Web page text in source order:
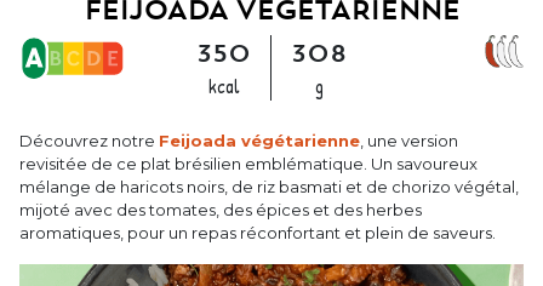
FEIJOADA VÉGÉTARIENNE
350
kcal
308
g
Découvrez notre Feijoada végétarienne , une version
revisitée de ce plat brésilien emblématique. Un savoureux
mélange de haricots noirs, de riz basmati et de chorizo végétal,
mijoté avec des tomates, des épices et des herbes
aromatiques, pour un repas réconfortant et plein de saveurs.